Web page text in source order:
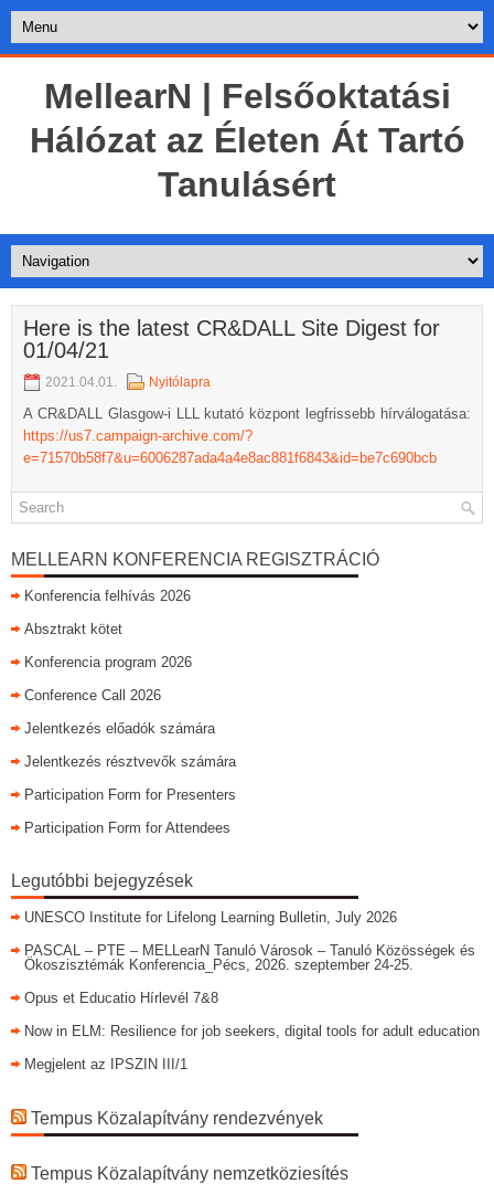
MellearN | Felsőoktatási
Hálózat az Életen Át Tartó
Tanulásért
Here is the latest CR&DALL Site Digest for
01/04/21
2021.04.01. Nyitólapra
A CR&DALL Glasgow-i LLL kutató központ legfrissebb hírválogatása:
https://us7.campaign-archive.com/?
e=71570b58f7&u=6006287ada4a4e8ac881f6843&id=be7c690bcb
MELLEARN KONFERENCIA REGISZTRÁCIÓ
Konferencia felhívás 2026
Absztrakt kötet
Konferencia program 2026
Conference Call 2026
Jelentkezés előadók számára
Jelentkezés résztvevők számára
Participation Form for Presenters
Participation Form for Attendees
Legutóbbi bejegyzések
UNESCO Institute for Lifelong Learning Bulletin, July 2026
PASCAL – PTE – MELLearN Tanuló Városok – Tanuló Közösségek és
Ökoszisztémák Konferencia_Pécs, 2026. szeptember 24-25.
Opus et Educatio Hírlevél 7&8
Now in ELM: Resilience for job seekers, digital tools for adult education
Megjelent az IPSZIN III/1
Tempus Közalapítvány rendezvények
Tempus Közalapítvány nemzetköziesítés